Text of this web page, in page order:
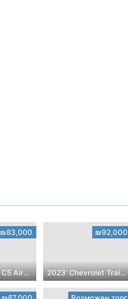
₪83,000
2022' Citroen C5 Aircross
₪92,000
2023' Chevrolet Trailblazer